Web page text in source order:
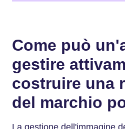
Come può
gestire
costruire una
del marchio
La gestione dell'immagine